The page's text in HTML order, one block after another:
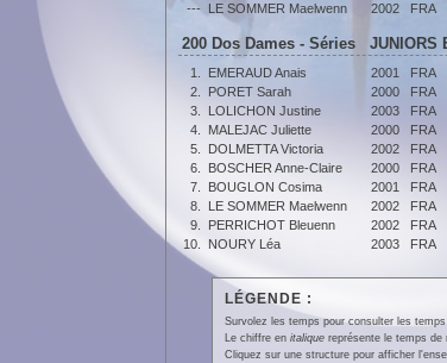
--- LE SOMMER Maelwenn 2002 FRA
200 Dos Dames - Séries JUNIORS
1.
EMERAUD Anais 2001 FRA
2.
PORET Sarah 2000 FRA
3.
LOLICHON Justine 2003 FRA
4.
MALEJAC Juliette 2000 FRA
5.
DOLMETTA Victoria 2002 FRA
6.
BOSCHER Anne-Claire 2000 FRA
7.
BOUGLON Cosima 2001 FRA
8.
LE SOMMER Maelwenn 2002 FRA
9.
PERRICHOT Bleuenn 2002 FRA
10.
NOURY Léa 2003 FRA
LÉGENDE :
Survolez les temps pour consulter les
Le chiffre en italiquereprésente le temps de
Cliquez sur une structure pour afficher